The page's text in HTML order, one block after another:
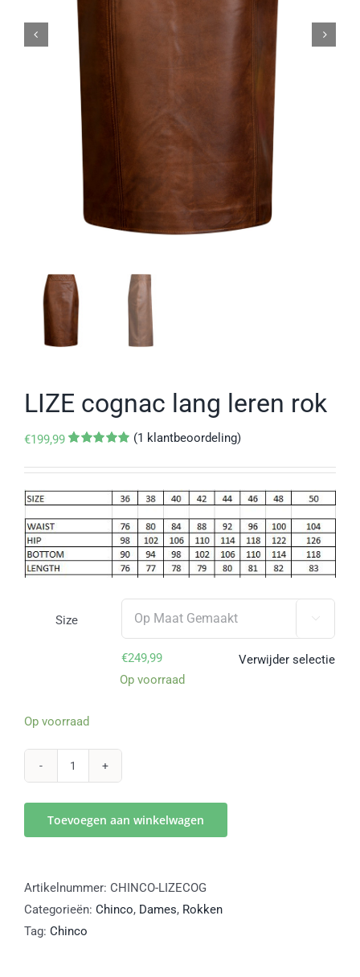
LIZE cognac lang leren rok
€199,99
5.00op 5
op
klantbeoordeling
(1 klantbeoordeling)
Size 
€249,99
Op voorraad
Verwijder selectie
Op voorraad
LIZE
lang
leren
aantal
Toevoegen aan winkelwagen
Artikelnummer: CHINCO-LIZECOG
Categorieën: Chinco, Dames, Rokken
Tag: Chinco